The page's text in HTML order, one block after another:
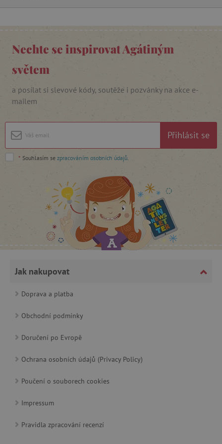
Nechte se inspirovat Agátiným
světem
a posílat si slevové kódy, soutěže i pozvánky na akce e-
mailem
Přihlásit se
* Souhlasím se zpracováním osobních údajů
Jak nakupovat
Doprava a platba
Obchodní podmínky
Doručení po Evropě
Ochrana osobních údajů (Privacy Policy)
Poučení o souborech cookies
Impressum
Pravidla zpracování recenzí
cjConsent